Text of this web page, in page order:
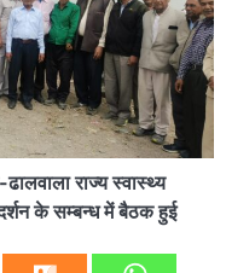
राज्य स्वास्थ्य
के सम्बन्ध में बैठक हुई